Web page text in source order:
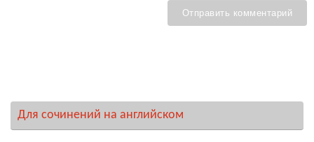
Для сочинений на английском